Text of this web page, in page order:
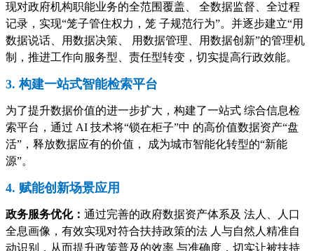
现对政府机构职能业务的全范围覆盖、 全数据监督、全过程
记录，实现“笼子管住权力，笼 子规范行为”。并逐步建立“用
数据说话、用数据决策、 用数据管理、用数据创新”的管理机
制，推进工作向服务型、责任型转变，切实提高行政效能。
3. 构建一站式智能检索平台
为了提升数据价值的进一步扩大，构建了一站式 综合信息检
索平台，通过 AI 技术将“锁在柜子”中 的高价值数据资产“盘
活”，释放数据应有的价值， 成为城市智能化转型的“新能
源”。
4. 赋能创新场景应用
政务服务优化： 通过完善的政府数据资产体系及 法人、人口
全息画像，有效实现对符合扶持政策的法 人与自然人精准自
动识别，从而提升政策普及的效率 与准确度，切实让被扶持